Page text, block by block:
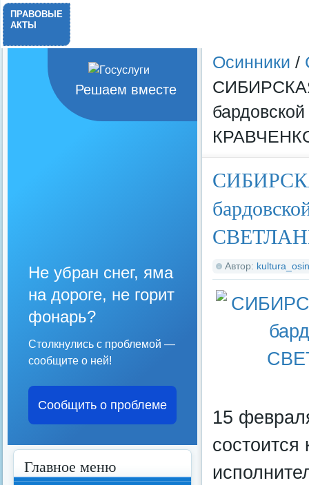
ПРАВОВЫЕ
АКТЫ
Осинники /
Автор:
15
состоится
Решаем вместе
Не убран снег, яма
на дороге, не горит
фонарь?
Столкнулись с проблемой —
сообщите о ней!
Сообщить о проблеме
Главное меню